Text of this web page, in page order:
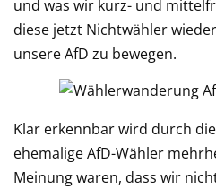
und was wir kurz- und
diese jetzt Nichtwähler
unsere AfD zu bewegen.
Klar erkennbar wird durch
ehemalige AfD-Wähler
Meinung waren, dass wir